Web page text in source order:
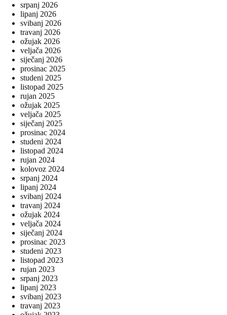
srpanj 2026
lipanj 2026
svibanj 2026
travanj 2026
ožujak 2026
veljača 2026
siječanj 2026
prosinac 2025
studeni 2025
listopad 2025
rujan 2025
ožujak 2025
veljača 2025
siječanj 2025
prosinac 2024
studeni 2024
listopad 2024
rujan 2024
kolovoz 2024
srpanj 2024
lipanj 2024
svibanj 2024
travanj 2024
ožujak 2024
veljača 2024
siječanj 2024
prosinac 2023
studeni 2023
listopad 2023
rujan 2023
srpanj 2023
lipanj 2023
svibanj 2023
travanj 2023